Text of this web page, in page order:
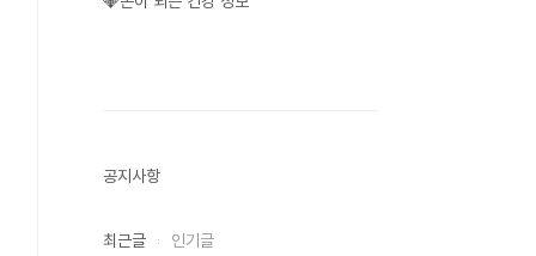
공지사항
최근글 인기글